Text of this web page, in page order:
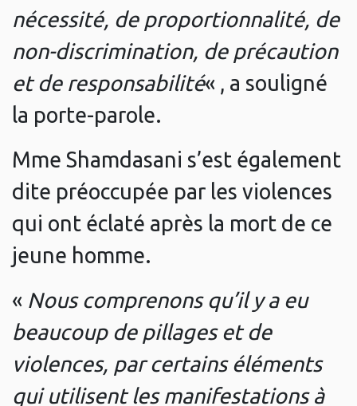
nécessité, de proportionnalité, de
non-discrimination, de précaution
et de responsabilité« , a souligné
la porte-parole.
Mme Shamdasani s’est également
dite préoccupée par les violences
qui ont éclaté après la mort de ce
jeune homme.
« Nous comprenons qu’il y a eu
beaucoup de pillages et de
violences, par certains éléments
qui utilisent les manifestations à